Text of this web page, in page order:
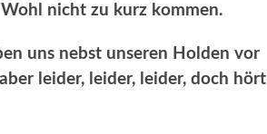
nicht zu kurz kommen.
uns nebst unseren Holden vor
leider, leider, leider, doch hört